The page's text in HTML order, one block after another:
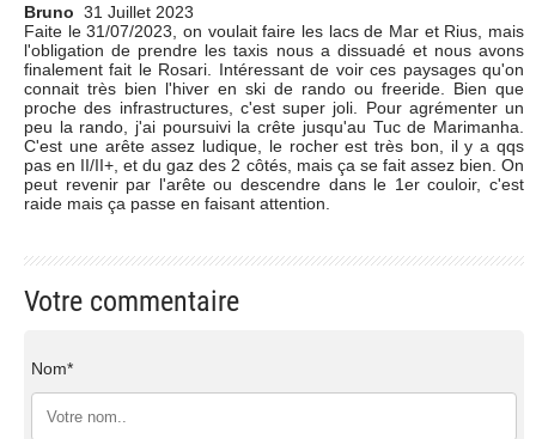
Bruno 31 Juillet 2023
Faite le 31/07/2023, on voulait faire les lacs de Mar et Rius, mais
l'obligation de prendre les taxis nous a dissuadé et nous avons
finalement fait le Rosari. Intéressant de voir ces paysages qu'on
connait très bien l'hiver en ski de rando ou freeride. Bien que
proche des infrastructures, c'est super joli. Pour agrémenter un
peu la rando, j'ai poursuivi la crête jusqu'au Tuc de Marimanha.
C'est une arête assez ludique, le rocher est très bon, il y a qqs
pas en II/II+, et du gaz des 2 côtés, mais ça se fait assez bien. On
peut revenir par l'arête ou descendre dans le 1er couloir, c'est
raide mais ça passe en faisant attention.
Votre commentaire
Nom*